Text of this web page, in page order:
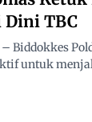
TBC
Biddokkes
untuk